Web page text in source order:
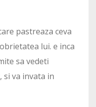
pastreaza ceva
lui. e inca
sa vedeti
va invata in